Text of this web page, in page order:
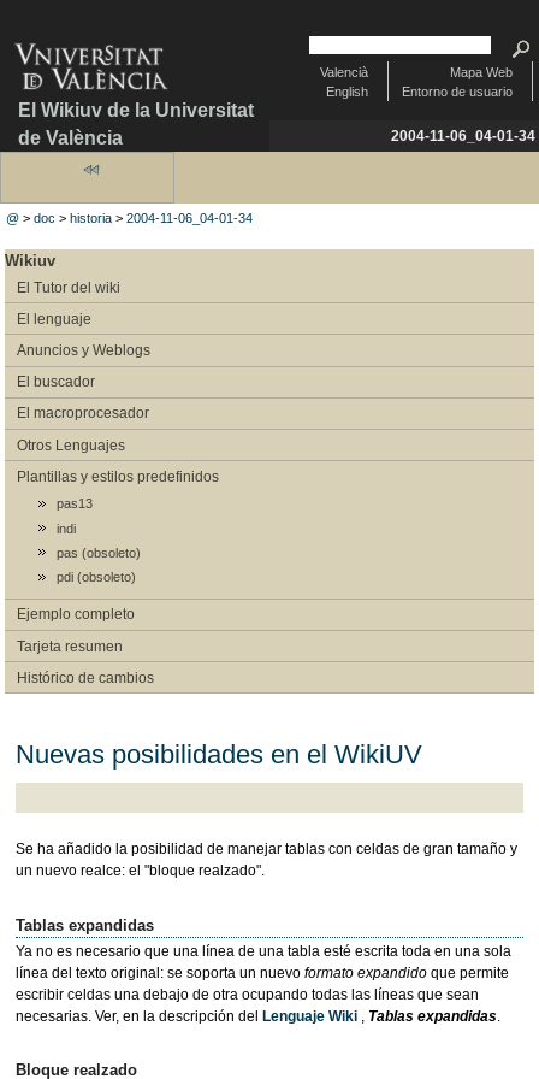
El Wikiuv de la Universitat
de València
Mapa Web
Entorno de usuario
Valencià
English
2004-11-06_04-01-34
@ >doc >historia >2004-11-06_04-01-34
Wikiuv
El Tutor del wiki
El lenguaje
Anuncios y Weblogs
El buscador
El macroprocesador
Otros Lenguajes
Plantillas y estilos predefinidos
pas13
indi
pas (obsoleto)
pdi (obsoleto)
Ejemplo completo
Tarjeta resumen
Histórico de cambios
Nuevas posibilidades en el WikiUV
Se ha añadido la posibilidad de manejar tablas con celdas de gran tamaño y
un nuevo realce: el "bloque realzado".
Tablas expandidas
Ya no es necesario que una línea de una tabla esté escrita toda en una sola
línea del texto original: se soporta un nuevo formato expandidoque permite
escribir celdas una debajo de otra ocupando todas las líneas que sean
necesarias. Ver, en la descripción del Lenguaje Wiki, Tablas expandidas.
Bloque realzado